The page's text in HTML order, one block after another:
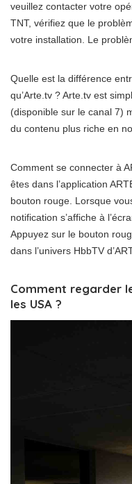
veuillez contacter votre
TNT, vérifiez que le
votre installation. Le
Quelle est la différence
qu’Arte.tv ? Arte.tv est
(disponible sur le canal 7)
du contenu plus riche en
Comment se connecter à
êtes dans l’application
bouton rouge. Lorsque
notification s’affiche à
Appuyez sur le bouton
dans l’univers HbbTV
Comment regarder
les USA ?